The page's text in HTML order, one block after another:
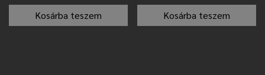
Kosárba teszem
Kosárba teszem